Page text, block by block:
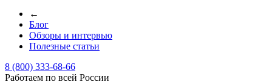
←
Блог
Обзоры и интервью
Полезные статьи
8 (800) 333-68-66
Работаем по всей России